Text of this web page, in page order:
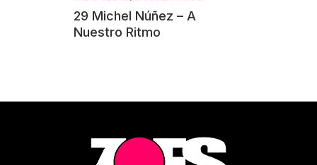
29 Michel Núñez – A
Nuestro Ritmo